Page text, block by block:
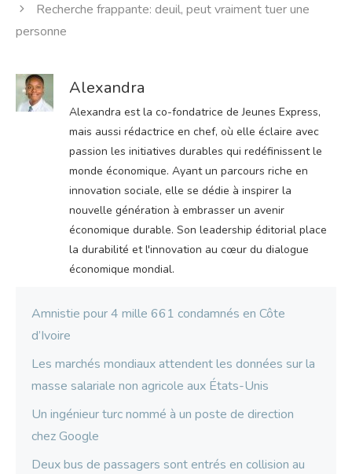
Recherche frappante: deuil, peut vraiment tuer une
personne
Alexandra
Alexandra est la co-fondatrice de Jeunes Express,
mais aussi rédactrice en chef, où elle éclaire avec
passion les initiatives durables qui redéfinissent le
monde économique. Ayant un parcours riche en
innovation sociale, elle se dédie à inspirer la
nouvelle génération à embrasser un avenir
économique durable. Son leadership éditorial place
la durabilité et l'innovation au cœur du dialogue
économique mondial.
Amnistie pour 4 mille 661 condamnés en Côte
d’Ivoire
Les marchés mondiaux attendent les données sur la
masse salariale non agricole aux États-Unis
Un ingénieur turc nommé à un poste de direction
chez Google
Deux bus de passagers sont entrés en collision au